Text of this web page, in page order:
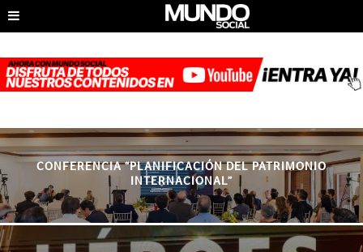
CONFERENCIA “PLANIFICACIÓN DEL PATRIMONIO
INTERNACIONAL”